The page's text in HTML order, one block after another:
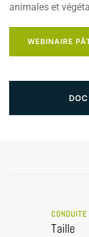
animales et
WEBINAIRE
CONDUITE
Taille